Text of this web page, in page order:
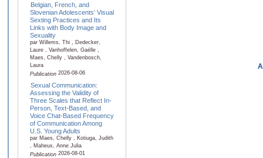
Belgian, French, and
Slovenian Adolescents’ Visual
Sexting Practices and Its
Links with Body Image and
Sexuality
par Willems, Thi , Dedecker,
Laure , Vanhoffelen, Gaëlle ,
Maes, Chelly , Vandenbosch,
Laura
Publication2026-08-06
Sexual Communication:
Assessing the Validity of
Three Scales that Reflect In-
Person, Text-Based, and
Voice Chat-Based Frequency
of Communication Among
U.S. Young Adults
par Maes, Chelly , Kotiuga, Judith
, Maheux, Anne Julia
Publication2026-08-01